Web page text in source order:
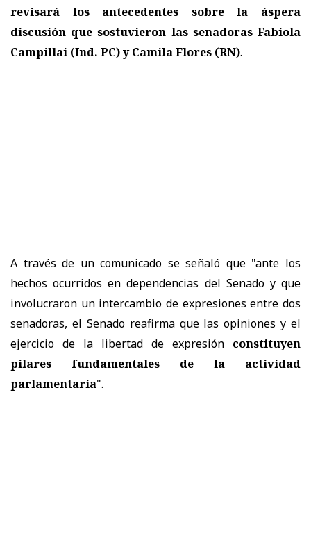
revisará los antecedentes sobre la áspera
discusión que sostuvieron las senadoras Fabiola
Campillai (Ind. PC) y Camila Flores (RN).
A través de un comunicado se señaló que "ante los
hechos ocurridos en dependencias del Senado y que
involucraron un intercambio de expresiones entre dos
senadoras, el Senado reafirma que las opiniones y el
ejercicio de la libertad de expresión constituyen
pilares fundamentales de la actividad
parlamentaria".